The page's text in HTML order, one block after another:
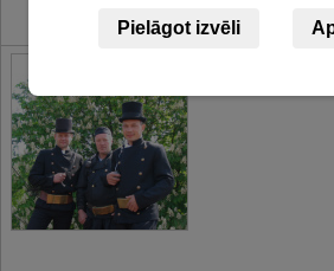
Pielāgot izvēli